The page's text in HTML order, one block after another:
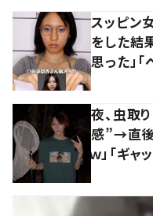
スッピン
をした結
思った」「
夜、虫取
感”→直後
ｗ」「ギャ